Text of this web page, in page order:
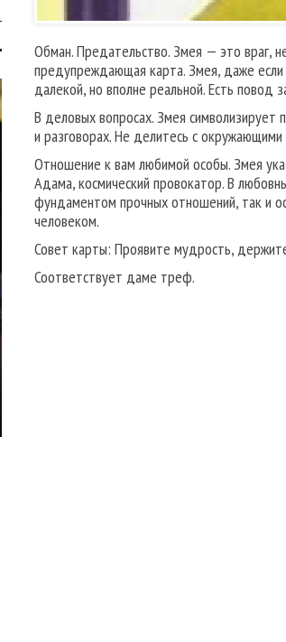
Обман. Предательство. Змея — это враг,
предупреждающая карта. Змея, даже если
далекой, но вполне реальной. Есть повод
В деловых вопросах. Змея
и разговорах. Не делитесь с
Отношение к вам любимой особы. Змея
Адама, космический провокатор. В
фундаментом прочных отношений, так и
человеком.
Совет карты: Проявите мудрость,
Соответствует даме треф.